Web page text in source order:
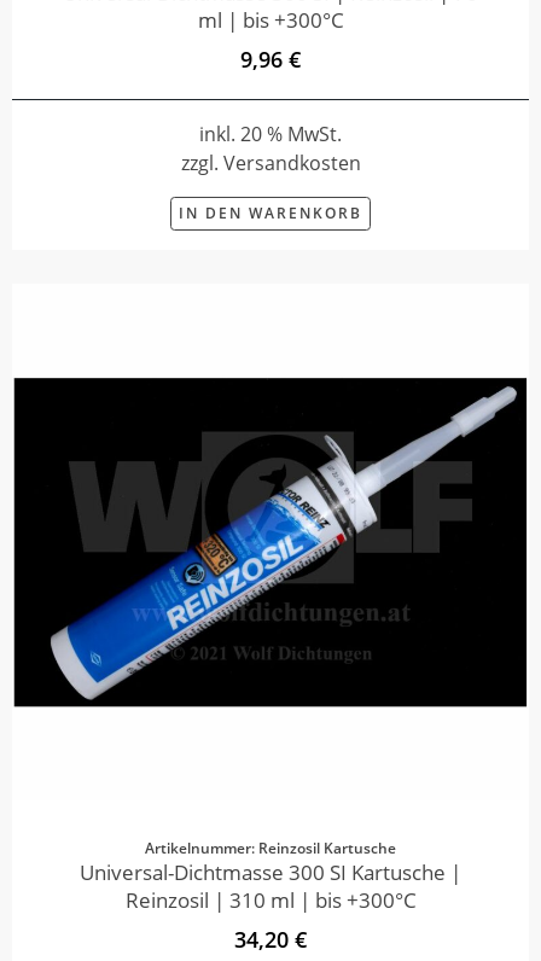
ml | bis +300°C
9,96 €
inkl. 20 % MwSt.
zzgl. Versandkosten
IN DEN WARENKORB
Artikelnummer: Reinzosil Kartusche
Universal-Dichtmasse 300 SI Kartusche |
Reinzosil | 310 ml | bis +300°C
34,20 €